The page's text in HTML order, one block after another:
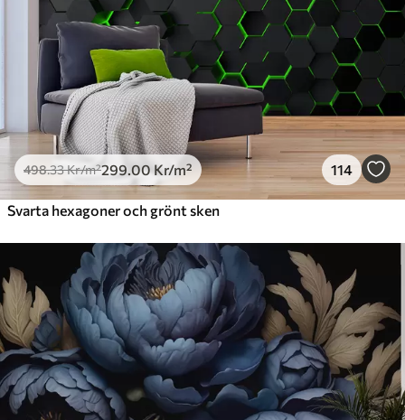
725.00 435.00Kr
Peel and Stick
900.00540.00Kr/m²
498.33Kr/m²299 .00 Kr/m² 114
Svarta hexagoner och grönt sken